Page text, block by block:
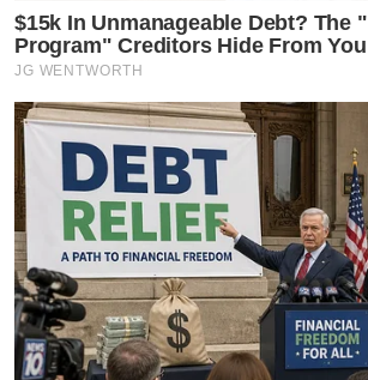
$15k In Unmanageable Debt? The
Program" Creditors Hide From You
JG WENTWORTH